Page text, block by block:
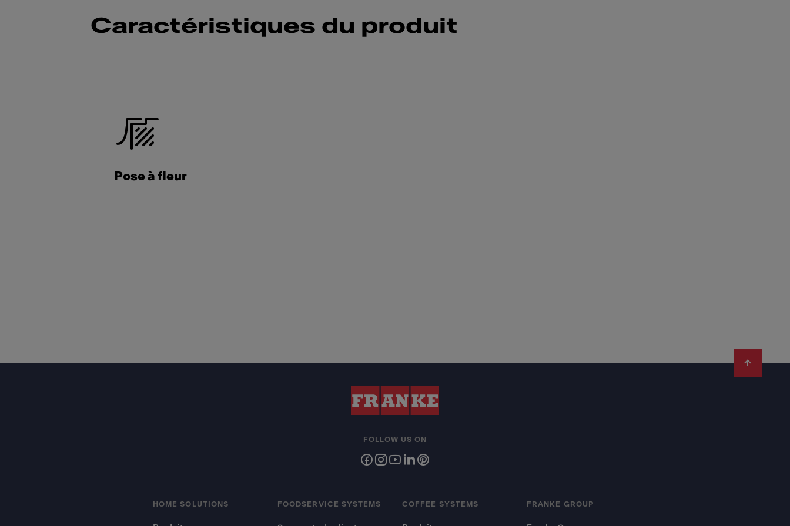
Caractéristiques du produit
Pose à fleur
HOME SOLUTIONS FOODSERVICE SYSTEMS COFFEE SYSTEMS FRANKE GROUP
FOLLOW US ON